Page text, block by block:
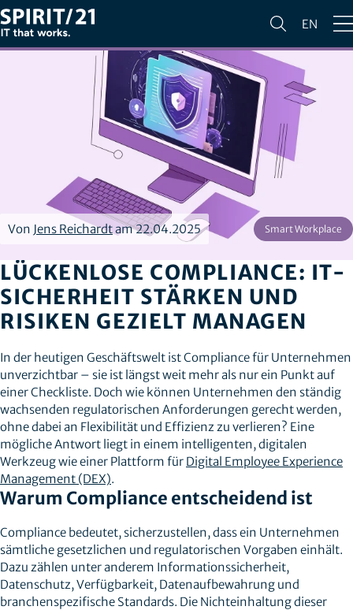
EN
Von Jens Reichardtam 22.04.2025 Smart Workplace
LÜCKENLOSE COMPLIANCE: IT-
SICHERHEIT STÄRKEN UND
RISIKEN GEZIELT MANAGEN
In der heutigen Geschäftswelt ist Compliance für Unternehmen
unverzichtbar – sie ist längst weit mehr als nur ein Punkt auf
einer Checkliste. Doch wie können Unternehmen den ständig
wachsenden regulatorischen Anforderungen gerecht werden,
ohne dabei an Flexibilität und Effizienz zu verlieren? Eine
mögliche Antwort liegt in einem intelligenten, digitalen
Werkzeug wie einer Plattform für Digital Employee Experience
Management (DEX).
Warum Compliance entscheidend ist
Compliance bedeutet, sicherzustellen, dass ein Unternehmen
sämtliche gesetzlichen und regulatorischen Vorgaben einhält.
Dazu zählen unter anderem Informationssicherheit,
Datenschutz, Verfügbarkeit, Datenaufbewahrung und
branchenspezifische Standards. Die Nichteinhaltung dieser